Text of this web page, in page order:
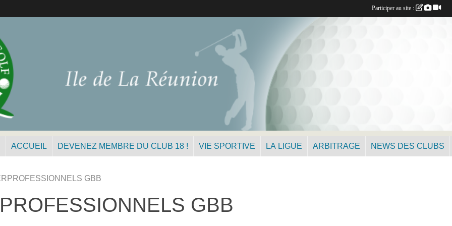
ACCUEIL DEVENEZ MEMBRE DU CLUB 18 ! VIE SPORTIVE LA LIGUE ARBITRAGE NEWS DES CLUBS
GBB
GBB
Participer au site :